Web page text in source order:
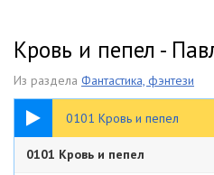
Кровь и пепел -
Из раздела Фантастика, фэнтези
0101 Кровь и пепел
20:22
0101 Кровь и пепел